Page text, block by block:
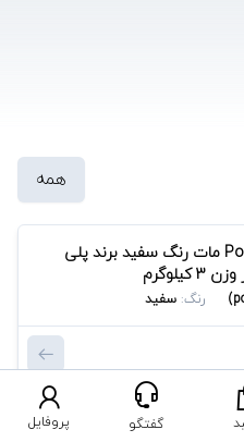
همه
فیلامنت PolyTerra PLA مات رنگ سفید برند پلی
رنگ: سفید
فیلامنت PolyTerra PLA مات رنگ مشکی ذغالی برند
گفتگو پروفایل